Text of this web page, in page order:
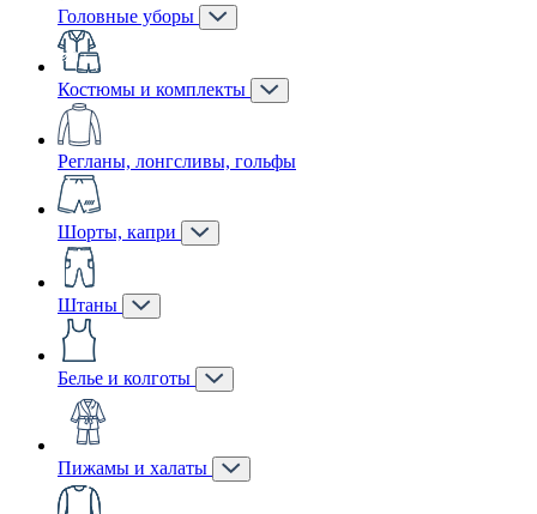
Головные уборы
Костюмы и комплекты
Регланы, лонгсливы, гольфы
Шорты, капри
Штаны
Белье и колготы
Пижамы и халаты